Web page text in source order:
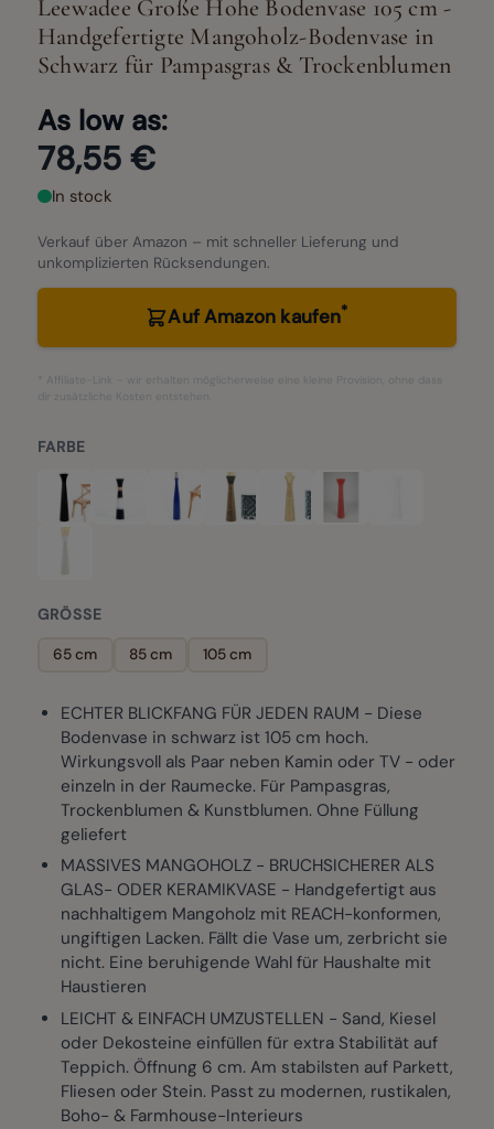
Leewadee Große Hohe Bodenvase 105 cm -
Handgefertigte Mangoholz-Bodenvase in
Schwarz für Pampasgras & Trockenblumen
As low as:
78,55 €
In stock
Verkauf über Amazon – mit schneller Lieferung und
unkomplizierten Rücksendungen.
Auf Amazon kaufen*
* Affiliate-Link – wir erhalten möglicherweise eine kleine Provision, ohne dass
dir zusätzliche Kosten entstehen.
FARBE
GRÖSSE
65 cm 85 cm 105 cm
ECHTER BLICKFANG FÜR JEDEN RAUM - Diese
Bodenvase in schwarz ist 105 cm hoch.
Wirkungsvoll als Paar neben Kamin oder TV - oder
einzeln in der Raumecke. Für Pampasgras,
Trockenblumen & Kunstblumen. Ohne Füllung
geliefert
MASSIVES MANGOHOLZ - BRUCHSICHERER ALS
GLAS- ODER KERAMIKVASE - Handgefertigt aus
nachhaltigem Mangoholz mit REACH-konformen,
ungiftigen Lacken. Fällt die Vase um, zerbricht sie
nicht. Eine beruhigende Wahl für Haushalte mit
Haustieren
LEICHT & EINFACH UMZUSTELLEN - Sand, Kiesel
oder Dekosteine einfüllen für extra Stabilität auf
Teppich. Öffnung 6 cm. Am stabilsten auf Parkett,
Fliesen oder Stein. Passt zu modernen, rustikalen,
Boho- & Farmhouse-Interieurs